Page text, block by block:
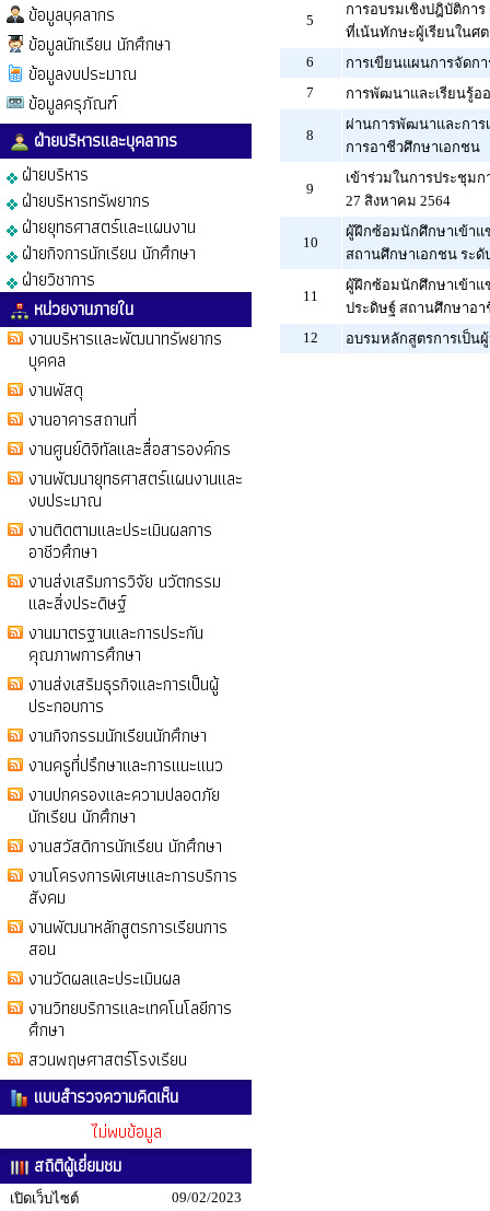
ข้อมูลบุคลากร
ข้อมูลนักเรียน นักศึกษา
ข้อมูลงบประมาณ
ข้อมูลครุภัณฑ์
ฝ่ายบริหารและบุคลากร
ฝ่ายบริหาร
ฝ่ายบริหารทรัพยากร
ฝ่ายยุทธศาสตร์และแผนงาน
ฝ่ายกิจการนักเรียน นักศึกษา
ฝ่ายวิชาการ
หน่วยงานภายใน
งานบริหารและพัฒนาทรัพยากร
บุคคล
งานพัสดุ
งานอาคารสถานที่
งานศูนย์ดิจิทัลและสื่อสารองค์กร
งานพัฒนายุทธศาสตร์แผนงานและ
งบประมาณ
งานติดตามและประเมินผลการ
อาชีวศึกษา
งานส่งเสริมการวิจัย นวัตกรรม
และสิ่งประดิษฐ์
งานมาตรฐานและการประกัน
คุณภาพการศึกษา
งานส่งเสริมธุรกิจและการเป็นผู้
ประกอบการ
งานกิจกรรมนักเรียนนักศึกษา
งานครูที่ปรึกษาและการแนะแนว
งานปกครองและความปลอดภัย
นักเรียน นักศึกษา
งานสวัสดิการนักเรียน นักศึกษา
งานโครงการพิเศษและการบริการ
สังคม
งานพัฒนาหลักสูตรการเรียนการ
สอน
งานวัดผลและประเมินผล
งานวิทยบริการและเทคโนโลยีการ
ศึกษา
สวนพฤษศาสตร์โรงเรียน
แบบสำรวจความคิดเห็น
ไม่พบข้อมูล
สถิติผู้เยี่ยมชม
เปิดเว็บไซต์
09/02/2023
5
การอบรมเชิงปฎิบัติกา
ที่เน้นทักษะผู้เรียนในศ
6
การเขียนแผนการจัดก
7
การพัฒนาและเรียนรู้อ
8
ผ่านการพัฒนาและการ
การอาชีวศึกษาเอกชน
9
เข้าร่วมในการประชุม
27 สิงหาคม 2564
10
ผู้ฝึกซ้อมนักศึกษาเข้าแ
สถานศึกษาเอกชน ระ
11
ผู้ฝึกซ้อมนักศึกษาเข้าแ
ประดิษฐ์ สถานศึกษาอา
12
อบรมหลักสูตรการเป็น